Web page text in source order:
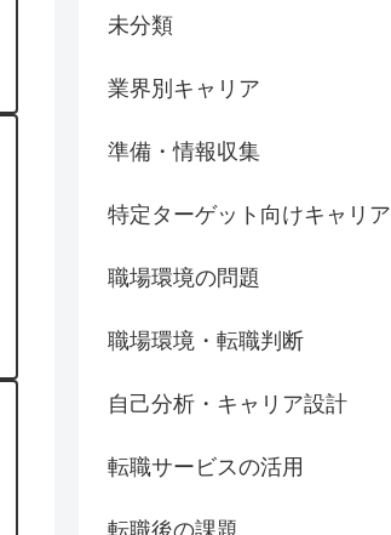
未分類
業界別キャリア
準備・情報収集
特定ターゲット向けキャリア
職場環境の問題
職場環境・転職判断
自己分析・キャリア設計
転職サービスの活用